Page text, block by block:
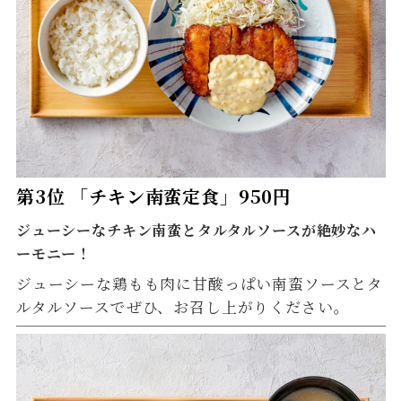
第3位 「チキン南蛮定食」950円
ジューシーなチキン南蛮とタルタルソースが絶妙なハ
ーモニー！
ジューシーな鶏もも肉に甘酸っぱい南蛮ソースとタ
ルタルソースでぜひ、お召し上がりください。